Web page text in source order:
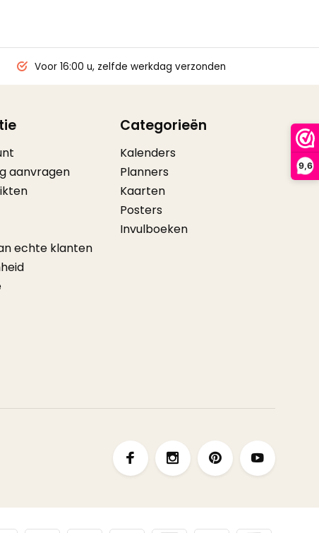
9,6
Voor 16:00 u, zelfde werkdag verzonden
aanvragen
echte klanten
Categorieën
Kalenders
Planners
Kaarten
Posters
Invulboeken